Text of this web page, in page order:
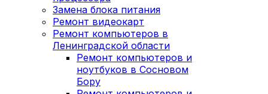
Замена блока питания
Ремонт видеокарт
Ремонт компьютеров в
Ленинградской области
Ремонт компьютеров и
ноутбуков в Сосновом
Бору